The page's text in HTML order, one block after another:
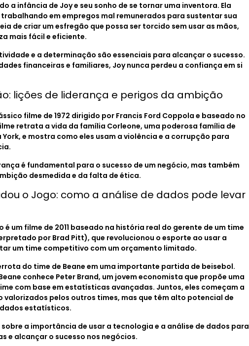
a infância de Joy e seu sonho de se tornar uma inventora. Ela
em empregos mal remunerados para sustentar sua
de criar um esfregão que possa ser torcido sem usar as mãos,
mais fácil e eficiente.
e a determinação são essenciais para alcançar o sucesso.
financeiras e familiares, Joy nunca perdeu a confiança em si
lições de liderança e perigos da ambição
filme de 1972 dirigido por Francis Ford Coppola e baseado no
retrata a vida da família Corleone, uma poderosa família de
e mostra como eles usam a violência e a corrupção para
é fundamental para o sucesso de um negócio, mas também
desmedida e da falta de ética.
o Jogo: como a análise de dados pode levar
é um filme de 2011 baseado na história real do gerente de um time
por Brad Pitt), que revolucionou o esporte ao usar a
um time competitivo com um orçamento limitado.
do time de Beane em uma importante partida de beisebol.
conhece Peter Brand, um jovem economista que propõe uma
com base em estatísticas avançadas. Juntos, eles começam a
valorizados pelos outros times, mas que têm alto potencial de
estatísticos.
a importância de usar a tecnologia e a análise de dados para
e alcançar o sucesso nos negócios.